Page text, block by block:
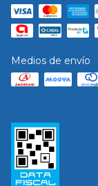
Medios de envío